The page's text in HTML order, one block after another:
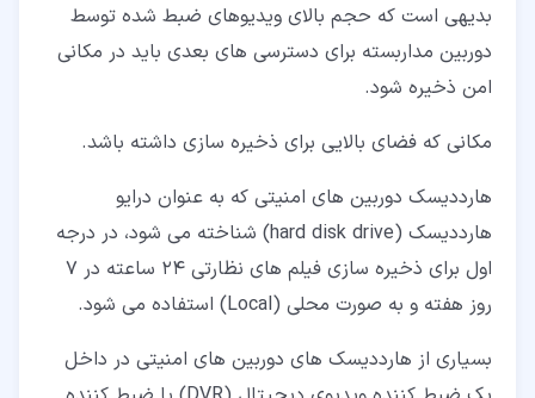
بدیهی است که حجم بالای ویدیوهای ضبط شده توسط
دوربین مداربسته برای دسترسی های بعدی باید در مکانی
امن ذخیره شود.
مکانی که فضای بالایی برای ذخیره سازی داشته باشد.
هارددیسک دوربین های امنیتی که به عنوان درایو
هارددیسک (hard disk drive) شناخته می شود، در درجه
اول برای ذخیره سازی فیلم های نظارتی 24 ساعته در 7
روز هفته و به صورت محلی (Local) استفاده می شود.
بسیاری از هارددیسک های دوربین های امنیتی در داخل